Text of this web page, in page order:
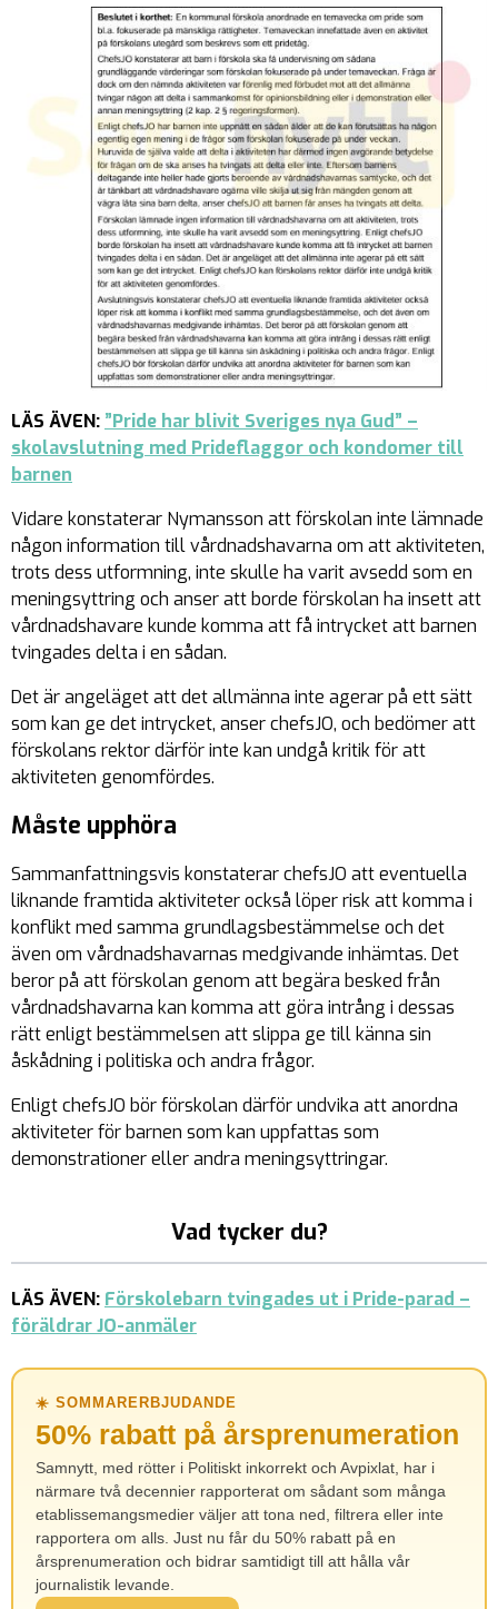
LÄS ÄVEN: ”Pride har blivit Sveriges nya Gud” –
skolavslutning med Prideflaggor och kondomer till
barnen
Vidare konstaterar Nymansson att förskolan inte lämnade
någon information till vårdnadshavarna om att aktiviteten,
trots dess utformning, inte skulle ha varit avsedd som en
meningsyttring och anser att borde förskolan ha insett att
vårdnadshavare kunde komma att få intrycket att barnen
tvingades delta i en sådan.
Det är angeläget att det allmänna inte agerar på ett sätt
som kan ge det intrycket, anser chefsJO, och bedömer att
förskolans rektor därför inte kan undgå kritik för att
aktiviteten genomfördes.
Måste upphöra
Sammanfattningsvis konstaterar chefsJO att eventuella
liknande framtida aktiviteter också löper risk att komma i
konflikt med samma grundlagsbestämmelse och det
även om vårdnadshavarnas medgivande inhämtas. Det
beror på att förskolan genom att begära besked från
vårdnadshavarna kan komma att göra intrång i dessas
rätt enligt bestämmelsen att slippa ge till känna sin
åskådning i politiska och andra frågor.
Enligt chefsJO bör förskolan därför undvika att anordna
aktiviteter för barnen som kan uppfattas som
demonstrationer eller andra meningsyttringar.
Vad tycker du?
LÄS ÄVEN: Förskolebarn tvingades ut i Pride-parad –
föräldrar JO-anmäler
☀️ SOMMARERBJUDANDE
50% rabatt på årsprenumeration
Samnytt, med rötter i Politiskt inkorrekt och Avpixlat, har i
närmare två decennier rapporterat om sådant som många
etablissemangsmedier väljer att tona ned, filtrera eller inte
rapportera om alls. Just nu får du 50% rabatt på en
årsprenumeration och bidrar samtidigt till att hålla vår
journalistik levande.